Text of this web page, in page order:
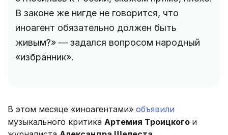
В законе же нигде не говорится, что
иноагент обязательно должен быть
живым?» — задался вопросом народный
«избранник».
В этом месяце «иноагентами» объявили
музыкального критика Артемия Троицкого и